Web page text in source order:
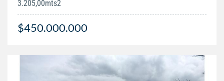
3.205,00mts2
$450.000.000